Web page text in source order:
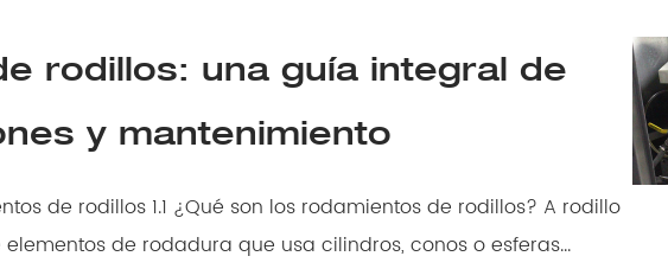
rodillos: una guía integral de
y mantenimiento
de rodillos? A rodillo
de rodadura que usa cilindros, conos o esferas...